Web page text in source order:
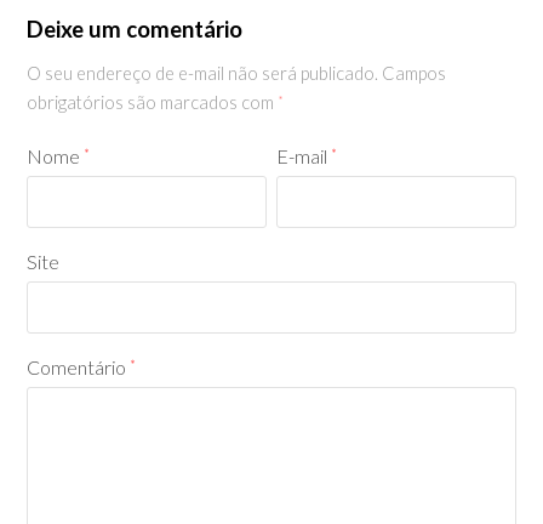
Deixe um comentário
O seu endereço de e-mail não será publicado. Campos
obrigatórios são marcados com *
Nome * E-mail *
Site
Comentário *